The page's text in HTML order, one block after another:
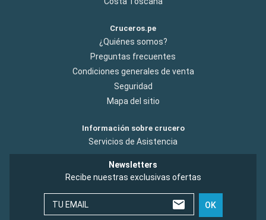
Cruceros.pe
¿Quiénes somos?
Preguntas frecuentes
Condiciones generales de venta
Seguridad
Mapa del sitio
Información sobre crucero
Servicios de Asistencia
Newsletters
Recibe nuestras exclusivas ofertas
TU EMAIL OK